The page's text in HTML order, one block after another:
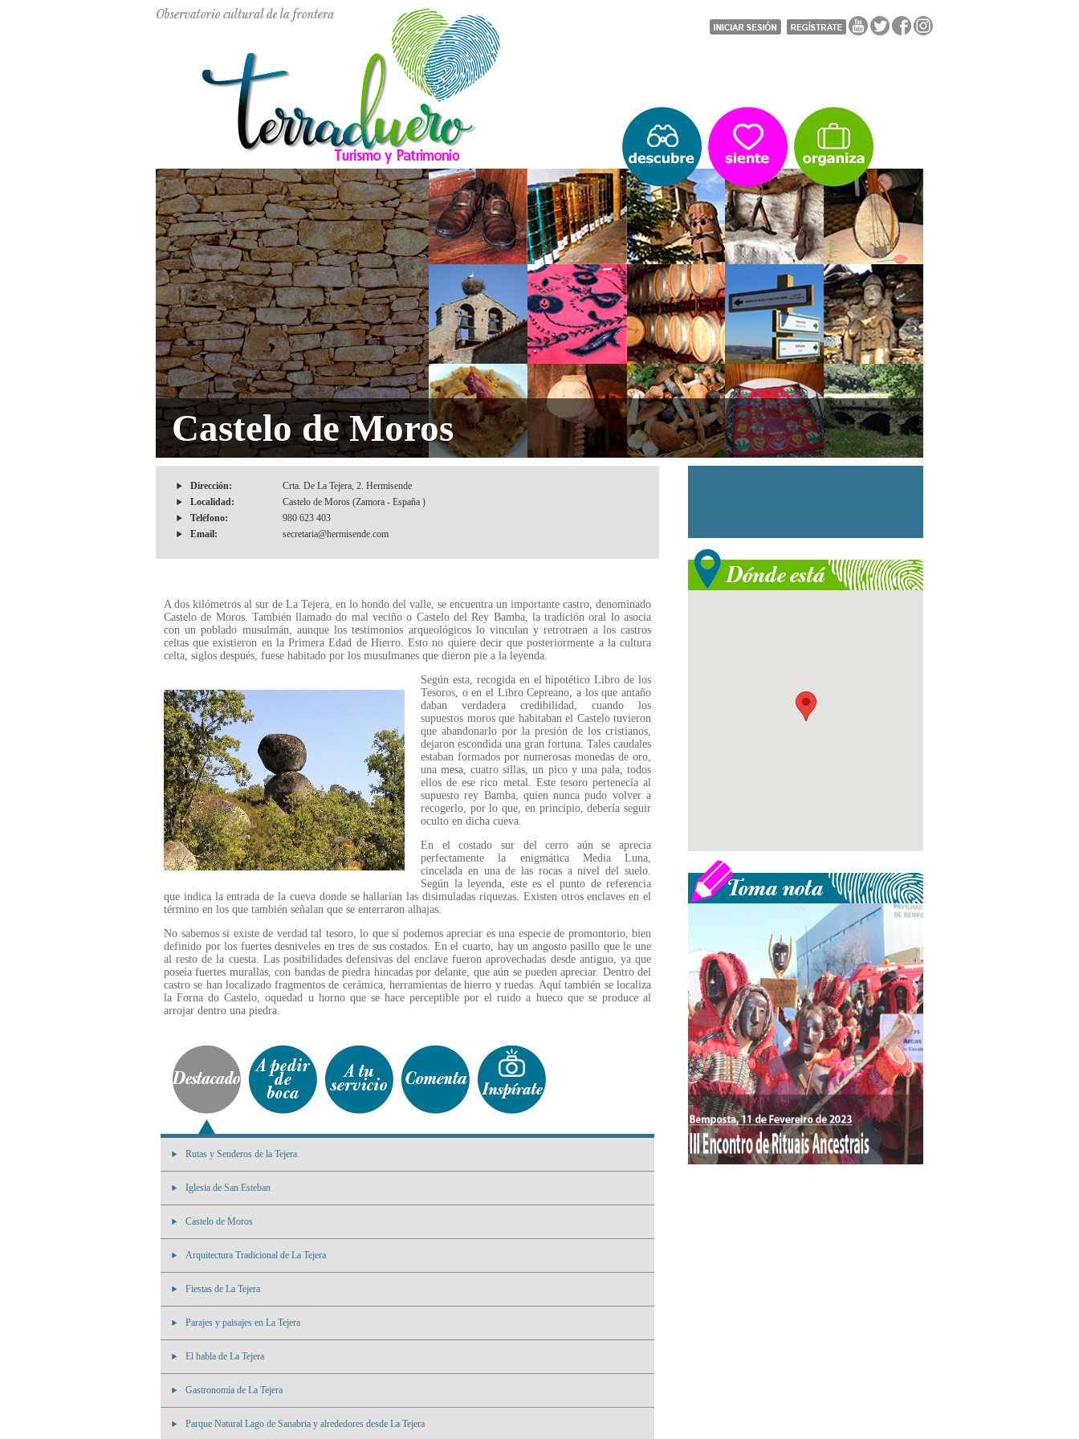
Castelo de Moros
Dirección:
Crta. De La Tejera, 2. Hermisende
Localidad:
Castelo de Moros (Zamora - España )
Teléfono:
980 623 403
Email:
secretaria@hermisende.com
A dos kilómetros al sur de La Tejera, en lo hondo del valle, se encuentra un importante castro, denominado
Castelo de Moros. También llamado do mal veciño o Castelo del Rey Bamba, la tradición oral lo asocia
con un poblado musulmán, aunque los testimonios arqueológicos lo vinculan y retrotraen a los castros
celtas que existieron en la Primera Edad de Hierro. Esto no quiere decir que posteriormente a la cultura
celta, siglos después, fuese habitado por los musulmanes que dieron pie a la leyenda.
Según esta, recogida en el hipotético Libro de los
Tesoros, o en el Libro Cepreano, a los que antaño
daban verdadera credibilidad, cuando los
supuestos moros que habitaban el Castelo tuvieron
que abandonarlo por la presión de los cristianos,
dejaron escondida una gran fortuna. Tales caudales
estaban formados por numerosas monedas de oro,
una mesa, cuatro sillas, un pico y una pala, todos
ellos de ese rico metal. Este tesoro pertenecía al
supuesto rey Bamba, quien nunca pudo volver a
recogerlo, por lo que, en principio, debería seguir
oculto en dicha cueva.
En el costado sur del cerro aún se aprecia
perfectamente la enigmática Media Luna,
cincelada en una de las rocas a nivel del suelo.
Según la leyenda, este es el punto de referencia
que indica la entrada de la cueva donde se hallarían las disimuladas riquezas. Existen otros enclaves en el
término en los que también señalan que se enterraron alhajas.
No sabemos si existe de verdad tal tesoro, lo que sí podemos apreciar es una especie de promontorio, bien
definido por los fuertes desniveles en tres de sus costados. En el cuarto, hay un angosto pasillo que le une
al resto de la cuesta. Las posibilidades defensivas del enclave fueron aprovechadas desde antiguo, ya que
poseía fuertes murallas, con bandas de piedra hincadas por delante, que aún se pueden apreciar. Dentro del
castro se han localizado fragmentos de cerámica, herramientas de hierro y ruedas. Aquí también se localiza
la Forna do Castelo, oquedad u horno que se hace perceptible por el ruido a hueco que se produce al
arrojar dentro una piedra.
Rutas y Senderos de la Tejera
Iglesia de San Esteban
Castelo de Moros
Arquitectura Tradicional de La Tejera
Fiestas de La Tejera
Parajes y paisajes en La Tejera
El habla de La Tejera
Gastronomía de La Tejera
Parque Natural Lago de Sanabria y alrededores desde La Tejera